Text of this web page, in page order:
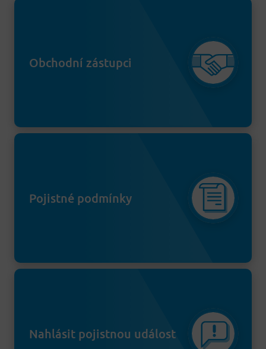
Obchodní zástupci
Pojistné podmínky
Nahlásit pojistnou událost